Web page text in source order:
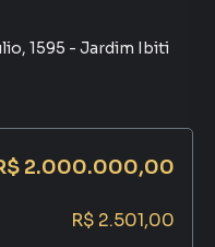
, 1595 - Jardim Ibiti
2.000.000,00
R$ 2.501,00